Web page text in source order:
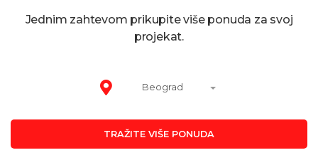
Jednim zahtevom prikupite više ponuda za svoj
projekat.
Beograd
TRAŽITE VIŠE PONUDA